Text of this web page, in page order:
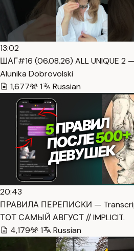
13:02
ШАГ#16 (06.08.26) ALL UNIQUE 2
Alunika Dobrovolski
1,677
1 Russian
20:43
ПРАВИЛА ПЕРЕПИСКИ —
ТОТ САМЫЙ АВГУСТ // IMPLICIT.
4,179
1 Russian